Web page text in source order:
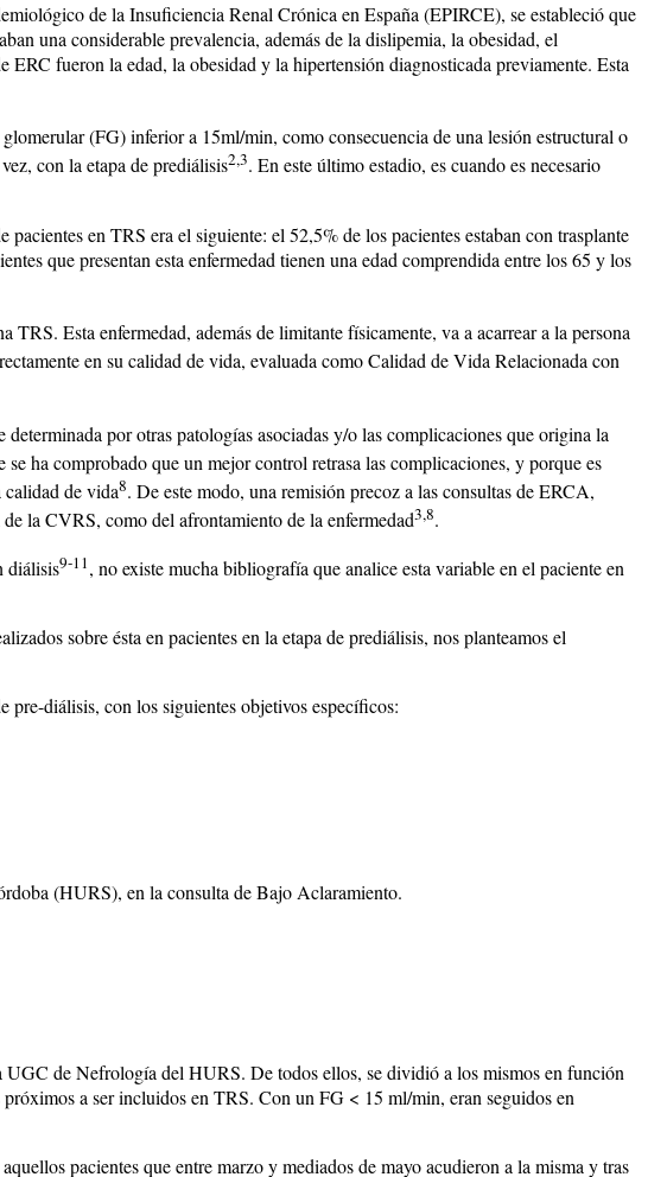
de la Insuficiencia Renal Crónica en España (EPIRCE), se estableció que
una considerable prevalencia, además de la dislipemia, la obesidad, el
fueron la edad, la obesidad y la hipertensión diagnosticada previamente. Esta
(FG) inferior a 15ml/min, como consecuencia de una lesión estructural o
con la etapa de prediálisis2,3. En este último estadio, es cuando es necesario
en TRS era el siguiente: el 52,5% de los pacientes estaban con trasplante
que presentan esta enfermedad tienen una edad comprendida entre los 65 y los
Esta enfermedad, además de limitante físicamente, va a acarrear a la persona
en su calidad de vida, evaluada como Calidad de Vida Relacionada con
por otras patologías asociadas y/o las complicaciones que origina la
ha comprobado que un mejor control retrasa las complicaciones, y porque es
calidad de vida8. De este modo, una remisión precoz a las consultas de ERCA,
la CVRS, como del afrontamiento de la enfermedad3,8.
diálisis9-11, no existe mucha bibliografía que analice esta variable en el paciente en
sobre ésta en pacientes en la etapa de prediálisis, nos planteamos el
diálisis, con los siguientes objetivos específicos:
(HURS), en la consulta de Bajo Aclaramiento.
de Nefrología del HURS. De todos ellos, se dividió a los mismos en función
a ser incluidos en TRS. Con un FG < 15 ml/min, eran seguidos en
pacientes que entre marzo y mediados de mayo acudieron a la misma y tras